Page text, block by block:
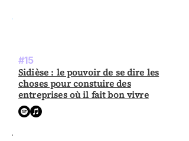
#15
Sidièse : le pouvoir de se dire les
choses pour constuire des
entreprises où il fait bon vivre